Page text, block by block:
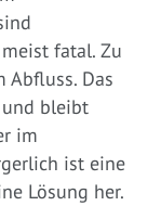
fatal. Zu
Abfluss. Das
bleibt
im
ist eine
Lösung her.